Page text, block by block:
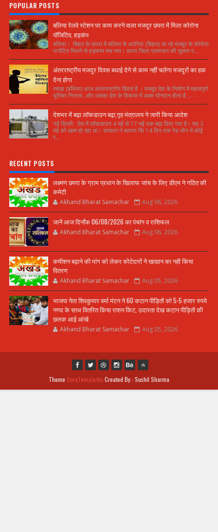
POPULAR POSTS
बलिया रेलवे स्टेशन पर काम करने वाला मजदूर छपरा में मिला कोरोना
पॉजिटिव, हड़कंप
बलिया। बिहार के छपरा में बलिया से अररिया (बिहार) जा रहे मजदूर के कोरोना
पाजेटिव मिलने से हड़कम्प मच गया। छपरा जिला प्रशासन की सूचना प...
अंतरराष्ट्रीय मजदूर दिवस बधाई देने से काम नहीं चलेगा मजदूरों का हक
देना होगा
रसड़ा (बलिया) आज अंतरराष्ट्रीय दिवस है । मजदूर देश के निर्माण में महत्वपूर्ण
भूमिका निभाता ,और उसका देश के विकास में अहम योगदान होता है ,...
देशभर में बढ़ा लॉकडाउन बढ़ा,गृह मंत्रालय ने जारी किया आदेश
नई दिल्ली. देश में लॉकडाउन 4 मई से 17 मई तक बढ़ा दिया गया है। यह 3
मई को खत्म हो रहा था। सरकार ने बताया कि 14 दिन तक रेड जोन में कोई
र...
RECENT POSTS
लक्ष्मण छपरा के ग्राम प्रधान के खिलाफ जांच के लिए डीएम ने गठित की
कमेटी
Akhand Bharat Samachar Aug 06, 2026
जानें आज दिनाँक 06/08/2026 का पंचांग व राशिफल
Akhand Bharat Samachar Aug 06, 2026
कमीशन बढ़ाने की मांग को लेकर कोटेदारों ने खाद्यान का नही किया
वितरण
Akhand Bharat Samachar Aug 05, 2026
भाजपा नेता शिवकुमार वर्मा मंटन ने 60 कटान पीड़ितों को 5-5 हजार रुपये
नगद के साथ वितरित किया राशन किट, उदारता देख कटान पीड़ितों की
छलक आई आंखे
Akhand Bharat Samachar Aug 05, 2026
Theme SoraTemplates Created By : Sushil Sharma